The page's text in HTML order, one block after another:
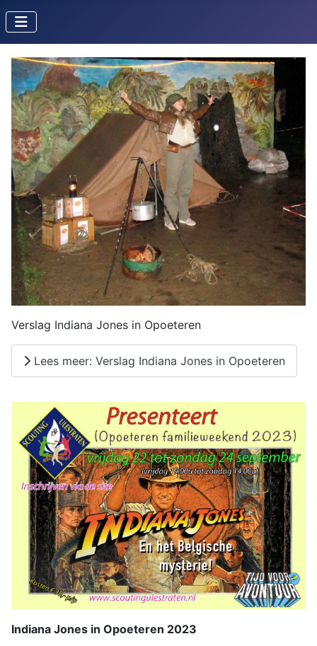
Verslag Indiana Jones in Opoeteren
Lees meer: Verslag Indiana Jones in Opoeteren
Indiana Jones in Opoeteren 2023